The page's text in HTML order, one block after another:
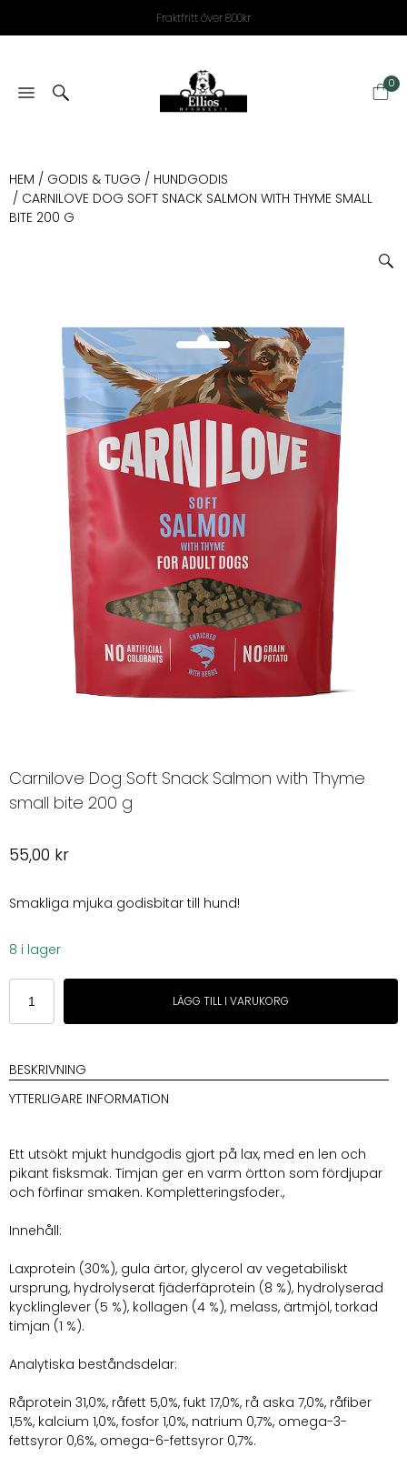
Fraktfritt över 800kr
0
HEM / GODIS & TUGG / HUNDGODIS
/ CARNILOVE DOG SOFT SNACK SALMON WITH THYME SMALL
BITE 200 G
Carnilove Dog Soft Snack Salmon with Thyme
small bite 200 g
55,00 kr
Smakliga mjuka godisbitar till hund!
8 i lager
Carnilove
Dog
Soft
Salmon
with
Thyme
200
g
mängd
LÄGG TILL I VARUKORG
BESKRIVNING
YTTERLIGARE INFORMATION
Ett utsökt mjukt hundgodis gjort på lax, med en len och
pikant fisksmak. Timjan ger en varm örtton som fördjupar
och förfinar smaken. Kompletteringsfoder.,
Innehåll:
Laxprotein (30%), gula ärtor, glycerol av vegetabiliskt
ursprung, hydrolyserat fjäderfäprotein (8 %), hydrolyserad
kycklinglever (5 %), kollagen (4 %), melass, ärtmjöl, torkad
timjan (1 %).
Analytiska beståndsdelar:
Råprotein 31,0%, råfett 5,0%, fukt 17,0%, rå aska 7,0%, råfiber
1,5%, kalcium 1,0%, fosfor 1,0%, natrium 0,7%, omega-3-
fettsyror 0,6%, omega-6-fettsyror 0,7%.